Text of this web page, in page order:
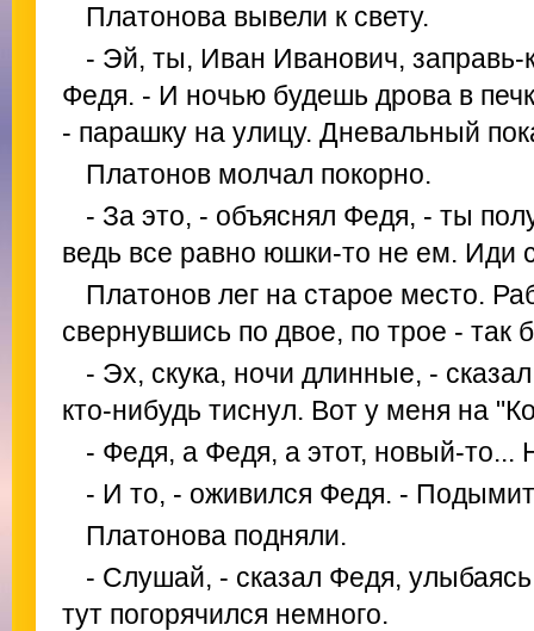
Платонова вывели к свету.
- Эй, ты, Иван Иванович, заправь-
Федя. - И ночью будешь дрова в
- парашку на улицу. Дневальный
Платонов молчал покорно.
- За это, - объяснял Федя, - ты
ведь все равно юшки-то не ем. Иди
Платонов лег на старое место.
свернувшись по двое, по трое - так
- Эх, скука, ночи длинные, -
кто-нибудь тиснул. Вот у меня на
- Федя, а Федя, а этот, новый-то...
- И то, - оживился Федя. -
Платонова подняли.
- Слушай, - сказал Федя,
тут погорячился немного.